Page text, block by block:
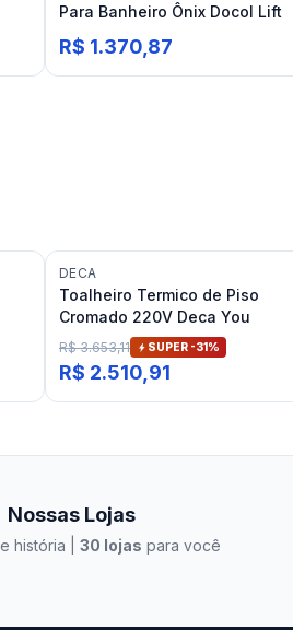
Para Banheiro Ônix Docol Lift
R$ 1.370,87
DECA
Toalheiro Termico de Piso
Cromado 220V Deca You
R$ 3.653,11 SUPER -31%
R$ 2.510,91
Nossas Lojas
história | 30 lojas para você
Elevato Xangri-Lá